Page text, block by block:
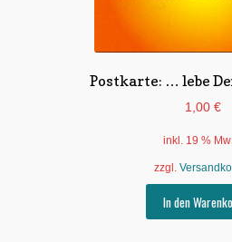
Postkarte: … lebe
1,00 €
inkl. 19 %
zzgl.
In den